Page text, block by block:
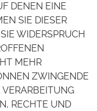
DENEN EINE
SIE DIESER
WIDERSPRUCH
MEHR
ZWINGENDE
RECHTE UND